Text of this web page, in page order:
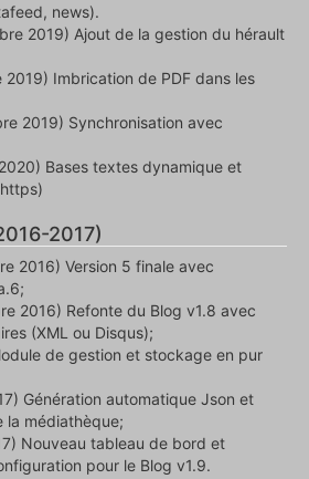
news).
2019) Ajout de la gestion du hérault
Imbrication de PDF dans les
2019) Synchronisation avec
Bases textes dynamique et
2017)
2016) Version 5 finale avec
2016) Refonte du Blog v1.8 avec
(XML ou Disqus);
de gestion et stockage en pur
Génération automatique Json et
la médiathèque;
Nouveau tableau de bord et
pour le Blog v1.9.